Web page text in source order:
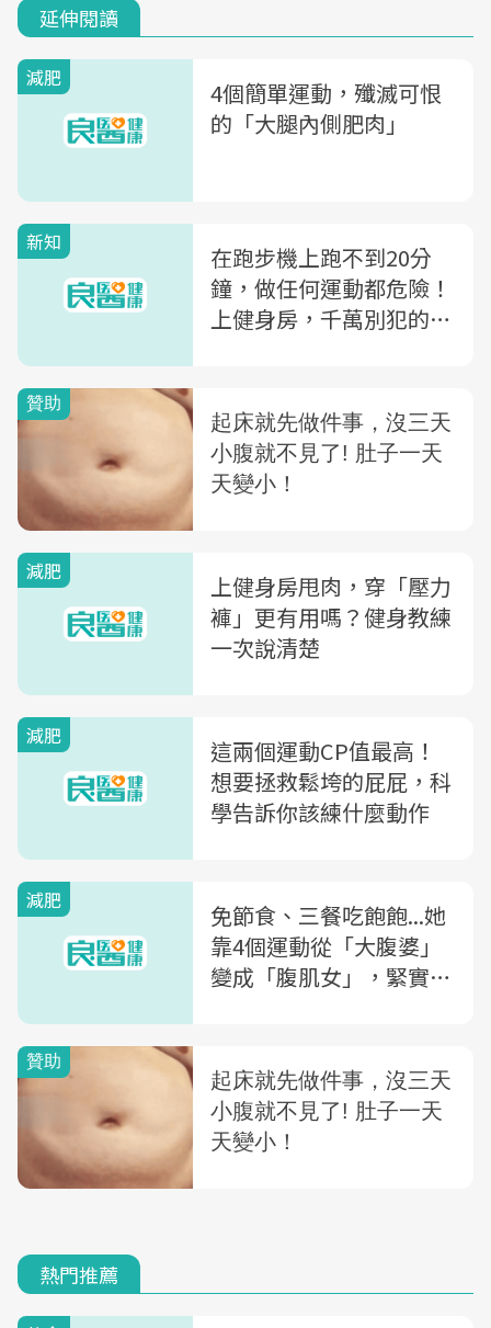
延伸閱讀
減肥
4個簡單運動，殲滅可恨
的「大腿內側肥肉」
新知
在跑步機上跑不到20分
鐘，做任何運動都危險！
上健身房，千萬別犯的3
減肥
上健身房甩肉，穿「壓力
褲」更有用嗎？健身教練
一次說清楚
減肥
這兩個運動CP值最高！
想要拯救鬆垮的屁屁，科
學告訴你該練什麼動作
減肥
免節食、三餐吃飽飽...她
靠4個運動從「大腹婆」
變成「腹肌女」，緊實線
熱門推薦